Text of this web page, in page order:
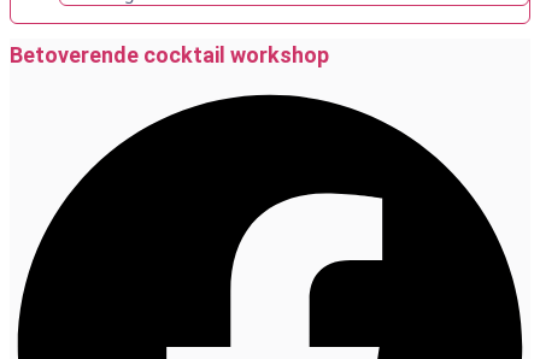
Betoverende cocktail workshop